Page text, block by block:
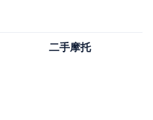
二手摩托